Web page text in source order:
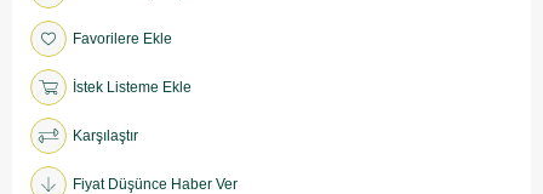
Favorilere Ekle
İstek Listeme Ekle
Karşılaştır
Fiyat Düşünce Haber Ver